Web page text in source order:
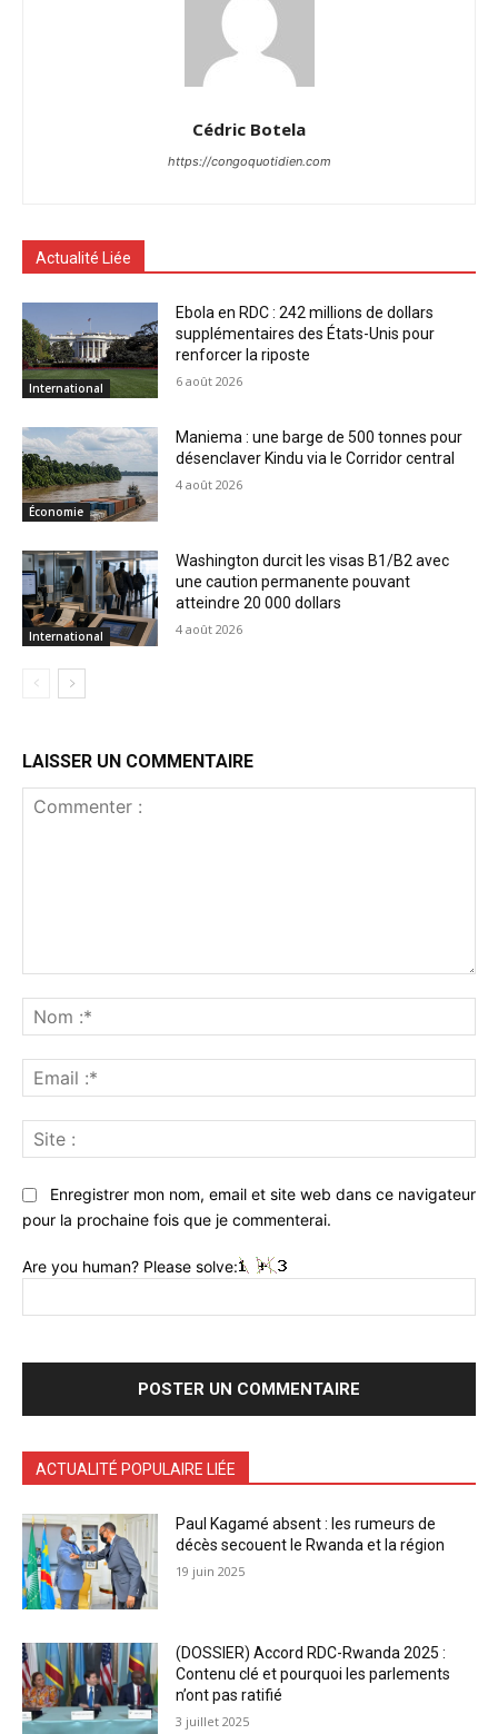
Cédric Botela
https://congoquotidien.com
Actualité Liée
International
Ebola en RDC : 242 millions de dollars
supplémentaires des États-Unis pour
renforcer la riposte
6 août 2026
Économie
Maniema : une barge de 500 tonnes pour
désenclaver Kindu via le Corridor central
4 août 2026
International
Washington durcit les visas B1/B2 avec
une caution permanente pouvant
atteindre 20 000 dollars
4 août 2026
LAISSER UN COMMENTAIRE
:*
:*
:
Enregistrer mon nom, email et site web dans ce navigateur
pour la prochaine fois que je commenterai.
Are you human? Please solve:
ACTUALITÉ POPULAIRE LIÉE
Paul Kagamé absent : les rumeurs de
décès secouent le Rwanda et la région
19 juin 2025
(DOSSIER) Accord RDC-Rwanda 2025 :
Contenu clé et pourquoi les parlements
n’ont pas ratifié
3 juillet 2025